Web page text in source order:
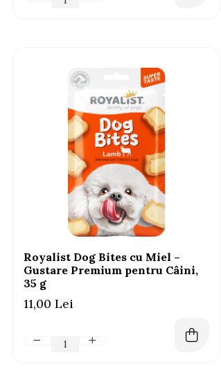
Royalist Dog Bites cu Miel –
Gustare Premium pentru Câini,
35 g
11,00 Lei